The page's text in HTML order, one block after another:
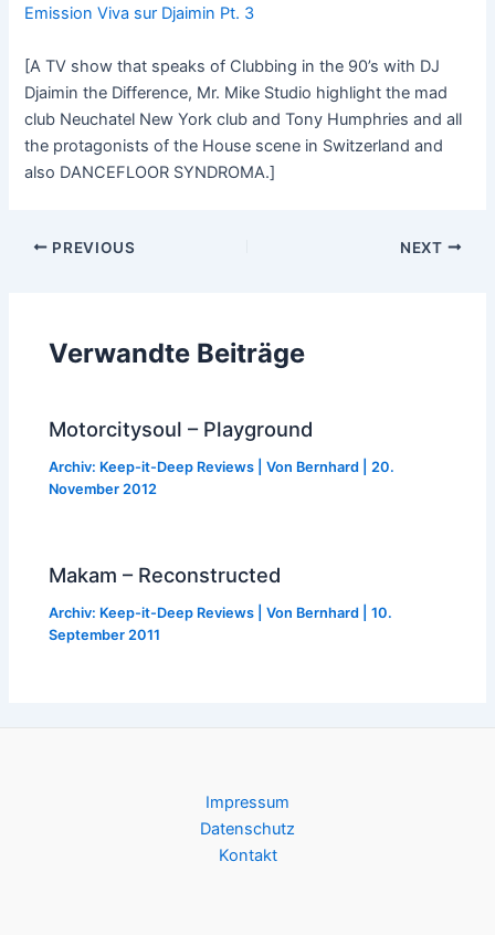
Emission Viva sur Djaimin Pt. 3
[A TV show that speaks of Clubbing in the 90’s with DJ
Djaimin the Difference, Mr. Mike Studio highlight the mad
club Neuchatel New York club and Tony Humphries and all
the protagonists of the House scene in Switzerland and
also DANCEFLOOR SYNDROMA.]
Post
PREVIOUS NEXT
Verwandte Beiträge
Motorcitysoul – Playground
Archiv: Keep-it-Deep Reviews | Von Bernhard
20.
November 2012
Makam – Reconstructed
Archiv: Keep-it-Deep Reviews | Von Bernhard |10.
September 2011
Impressum
Datenschutz
Kontakt